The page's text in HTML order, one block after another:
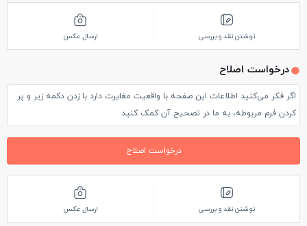
نوشتن نقد و بررسی ارسال عکس
درخواست اصلاح
اگر فکر می‌کنید اطلاعات این صفحه با واقعیت مغایرت دارد با زدن دکمه زیر و پر
کردن فرم مربوطه، به ما در تصحیح آن کمک کنید
درخواست اصلاح
نوشتن نقد و بررسی ارسال عکس